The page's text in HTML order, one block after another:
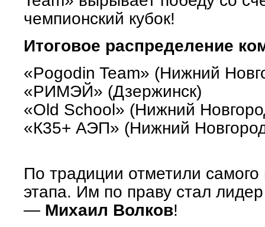
чемпионский кубок!
Итоговое распределение
«Pogodin Team» (Нижний
«РИМЭЙ» (Дзержинск)
«Old School» (Нижний
«К35+ АЭП» (Нижний
По традиции отметили самого
этапа. Им по праву стал
— Михаил Волков!